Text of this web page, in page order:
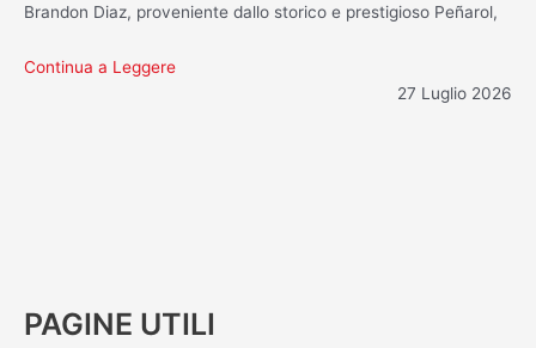
Brandon Diaz, proveniente dallo storico e prestigioso Peñarol,
Continua a Leggere
27 Luglio 2026
PAGINE UTILI